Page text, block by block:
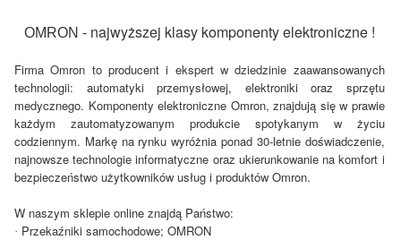
OMRON - najwyższej klasy komponenty elektroniczne !
Firma Omron to producent i ekspert w dziedzinie zaawansowanych
technologii: automatyki przemysłowej, elektroniki oraz sprzętu
medycznego. Komponenty elektroniczne Omron, znajdują się w prawie
każdym zautomatyzowanym produkcie spotykanym w życiu
codziennym. Markę na rynku wyróżnia ponad 30-letnie doświadczenie,
najnowsze technologie informatyczne oraz ukierunkowanie na komfort i
bezpieczeństwo użytkowników usług i produktów Omron.
W naszym sklepie online znajdą Państwo:
· Przekaźniki samochodowe; OMRON